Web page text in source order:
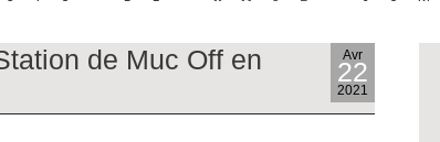
Avr
22
2021
de Muc Off en